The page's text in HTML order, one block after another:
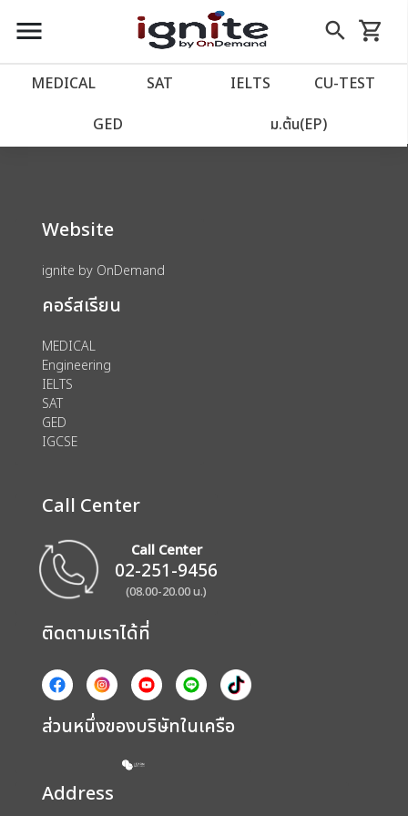
close
account_balance หน้าแรก
เว็บไซต์อิกไนท์
import_contacts วางแผนการเรียน
account_circle เข้าสู่ระบบ
assignment ลงทะเบียน
menu search
Skip
to
shopping_cart
รถเข็น
MEDICAL SAT IELTS CU‑TEST
GED ม.ต้น(EP)
We could not find anything for 80000177
Website
ignite by OnDemand
คอร์สเรียน
MEDICAL
Engineering
IELTS
SAT
GED
IGCSE
Call Center
Call Center
02-251-9456
(08.00-20.00 น.)
ติดตามเราได้ที่
ส่วนหนึ่งของบริษัทในเครือ
Address